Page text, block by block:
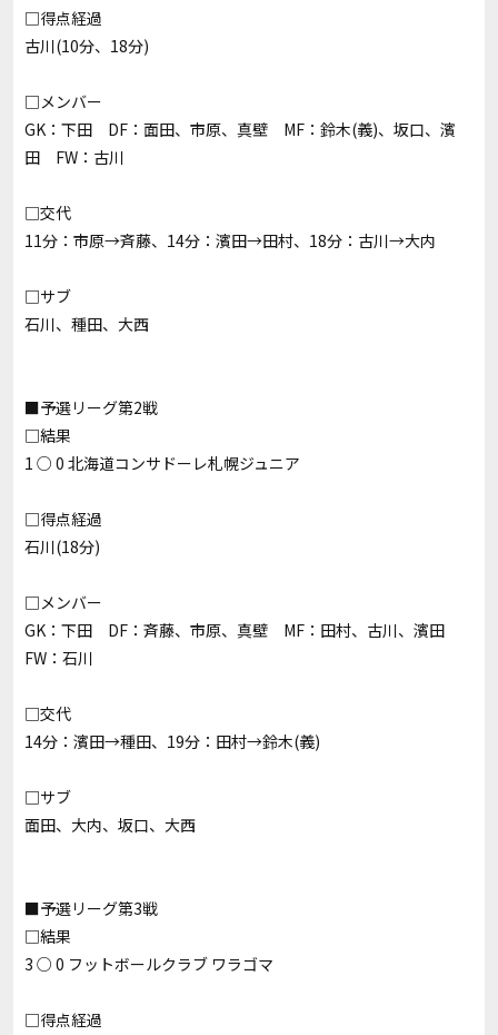
□得点経過
古川(10分、18分)
□メンバー
GK：下田 DF：面田、市原、真壁 MF：鈴木(義)、坂口、濱
田 FW：古川
□交代
11分：市原→斉藤、14分：濱田→田村、18分：古川→大内
□サブ
石川、種田、大西
■予選リーグ第2戦
□結果
1 ○ 0 北海道コンサドーレ札幌ジュニア
□得点経過
石川(18分)
□メンバー
GK：下田 DF：斉藤、市原、真壁 MF：田村、古川、濱田
FW：石川
□交代
14分：濱田→種田、19分：田村→鈴木(義)
□サブ
面田、大内、坂口、大西
■予選リーグ第3戦
□結果
3 ○ 0 フットボールクラブ ワラゴマ
□得点経過